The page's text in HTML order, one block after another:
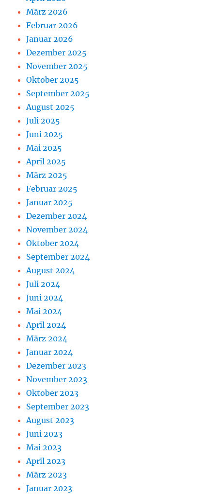
März 2026
Februar 2026
Januar 2026
Dezember 2025
November 2025
Oktober 2025
September 2025
August 2025
Juli 2025
Juni 2025
Mai 2025
April 2025
März 2025
Februar 2025
Januar 2025
Dezember 2024
November 2024
Oktober 2024
September 2024
August 2024
Juli 2024
Juni 2024
Mai 2024
April 2024
März 2024
Januar 2024
Dezember 2023
November 2023
Oktober 2023
September 2023
August 2023
Juni 2023
Mai 2023
April 2023
März 2023
Januar 2023